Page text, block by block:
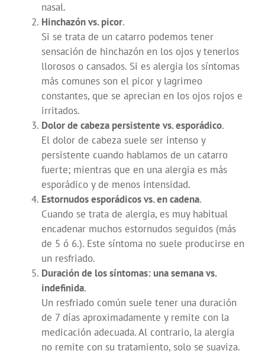
nasal.
Hinchazón vs. picor.
Si se trata de un catarro podemos tener
sensación de hinchazón en los ojos y tenerlos
llorosos o cansados. Si es alergia los síntomas
más comunes son el picor y lagrimeo
constantes, que se aprecian en los ojos rojos e
irritados.
Dolor de cabeza persistente vs. esporádico.
El dolor de cabeza suele ser intenso y
persistente cuando hablamos de un catarro
fuerte; mientras que en una alergia es más
esporádico y de menos intensidad.
Estornudos esporádicos vs. en cadena.
Cuando se trata de alergia, es muy habitual
encadenar muchos estornudos seguidos (más
de 5 ó 6.). Este síntoma no suele producirse en
un resfriado.
Duración de los síntomas: una semana vs.
indefinida.
Un resfriado común suele tener una duración
de 7 días aproximadamente y remite con la
medicación adecuada. Al contrario, la alergia
no remite con su tratamiento, solo se suaviza.